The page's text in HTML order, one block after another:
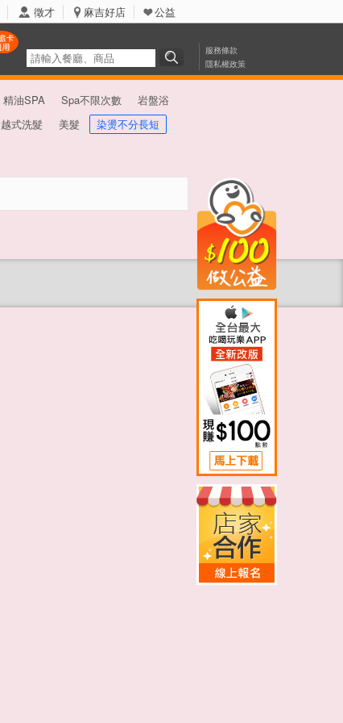
徵才 麻吉好店 公益
服務條款
隱私權政策
精油SPA Spa不限次數
岩盤浴
越式洗髮 美髮
染燙不分長短